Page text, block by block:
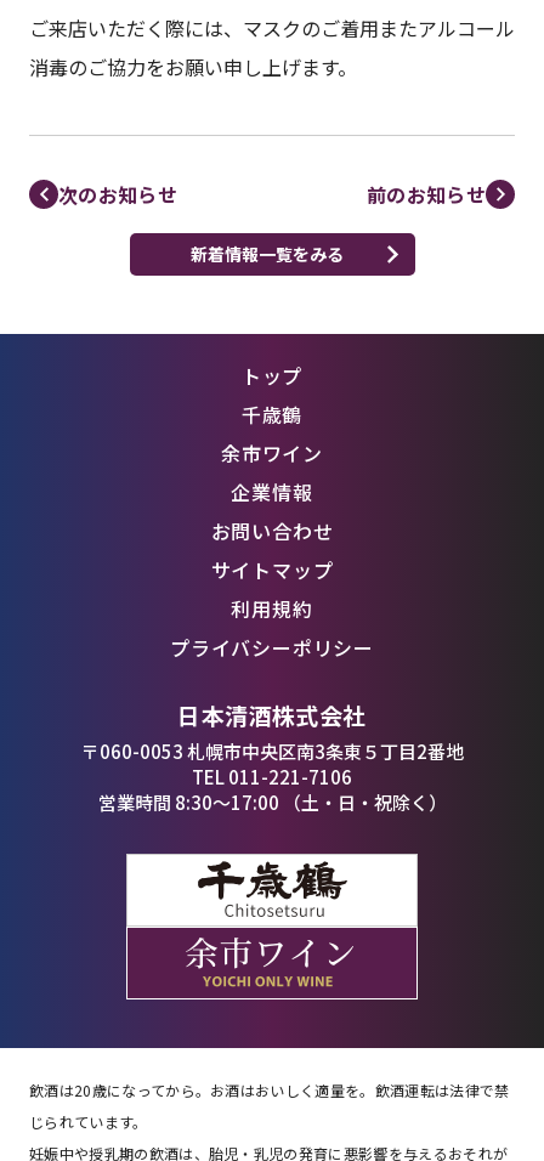
ご来店いただく際には、マスクのご着用またアルコール
消毒のご協力をお願い申し上げます。
次のお知らせ 前のお知らせ
新着情報一覧をみる
トップ
千歳鶴
余市ワイン
企業情報
お問い合わせ
サイトマップ
利用規約
プライバシーポリシー
日本清酒株式会社
〒060-0053 札幌市中央区南3条東５丁目2番地
TEL 011-221-7106
営業時間 8:30〜17:00 （土・日・祝除く）
飲酒は20歳になってから。お酒はおいしく適量を。飲酒運転は法律で禁
じられています。
妊娠中や授乳期の飲酒は、胎児・乳児の発育に悪影響を与えるおそれが